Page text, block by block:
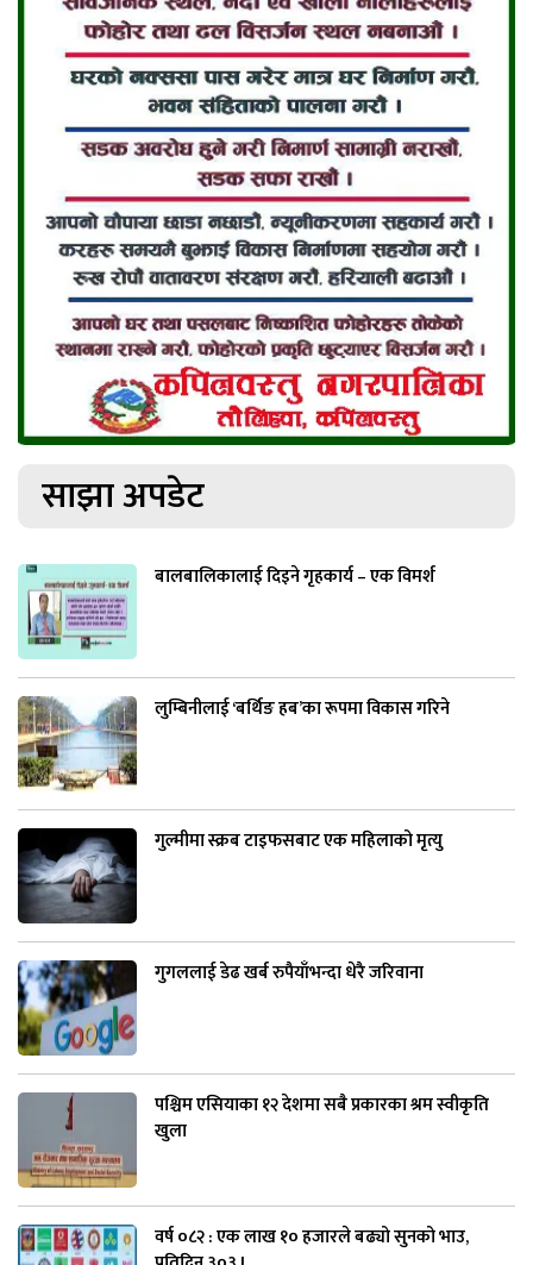
साझा अपडेट
बालबालिकालाई दिइने गृहकार्य – एक विमर्श
लुम्बिनीलाई ‘बर्थिङ हब’का रूपमा विकास गरिने
गुल्मीमा स्क्रब टाइफसबाट एक महिलाको मृत्यु
गुगललाई डेढ खर्ब रुपैयाँभन्दा धेरै जरिवाना
पश्चिम एसियाका १२ देशमा सबै प्रकारका श्रम स्वीकृति
खुला
वर्ष ०८२ : एक लाख १० हजारले बढ्यो सुनको भाउ,